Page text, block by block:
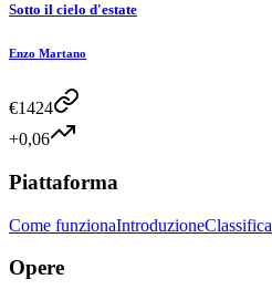
Sotto il cielo d'estate
Enzo Martano
€1424
+0,06
Piattaforma
Come funzionaIntroduzioneClassifica
Opere